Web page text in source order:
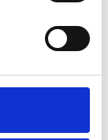
og Ib